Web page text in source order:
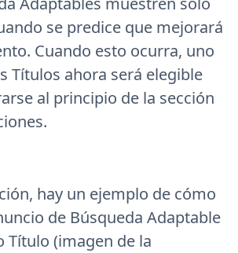
se predice que mejorará
Cuando esto ocurra, uno
Títulos ahora será elegible
al principio de la sección
hay un ejemplo de cómo
de Búsqueda Adaptable
Título (imagen de la